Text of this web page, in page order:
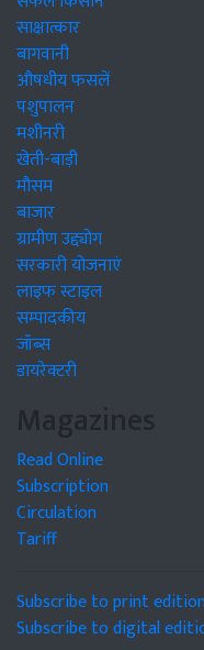
साक्षात्कार
बागवानी
औषधीय फसलें
पशुपालन
मशीनरी
खेती-बाड़ी
मौसम
बाजार
ग्रामीण उद्द्योग
सरकारी योजनाएं
लाइफ स्टाइल
सम्पादकीय
जॉब्स
डायरेक्टरी
Magazines
Read Online
Subscription
Circulation
Tariff
Subscribe to print
Subscribe to digital